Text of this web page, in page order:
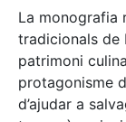
La monografia
tradicionals de
patrimoni
protagonisme
d’ajudar a